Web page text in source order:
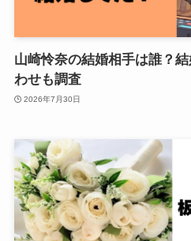
山崎怜奈の結婚相手は誰？
わせも調査
2026年7月30日